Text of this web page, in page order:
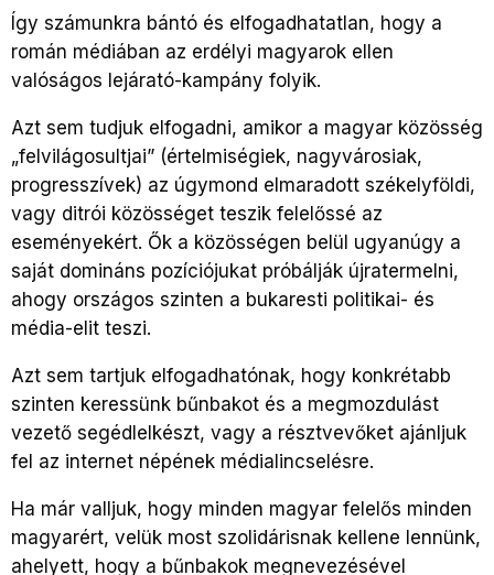
Így számunkra bántó és elfogadhatatlan, hogy a
román médiában az erdélyi magyarok ellen
valóságos lejárató-kampány folyik.
Azt sem tudjuk elfogadni, amikor a magyar közösség
„felvilágosultjai” (értelmiségiek, nagyvárosiak,
progresszívek) az úgymond elmaradott székelyföldi,
vagy ditrói közösséget teszik felelőssé az
eseményekért. Ők a közösségen belül ugyanúgy a
saját domináns pozíciójukat próbálják újratermelni,
ahogy országos szinten a bukaresti politikai- és
média-elit teszi.
Azt sem tartjuk elfogadhatónak, hogy konkrétabb
szinten keressünk bűnbakot és a megmozdulást
vezető segédlelkészt, vagy a résztvevőket ajánljuk
fel az internet népének médialincselésre.
Ha már valljuk, hogy minden magyar felelős minden
magyarért, velük most szolidárisnak kellene lennünk,
ahelyett, hogy a bűnbakok megnevezésével